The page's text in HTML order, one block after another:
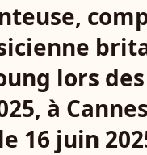
lors
à
le 16 juin